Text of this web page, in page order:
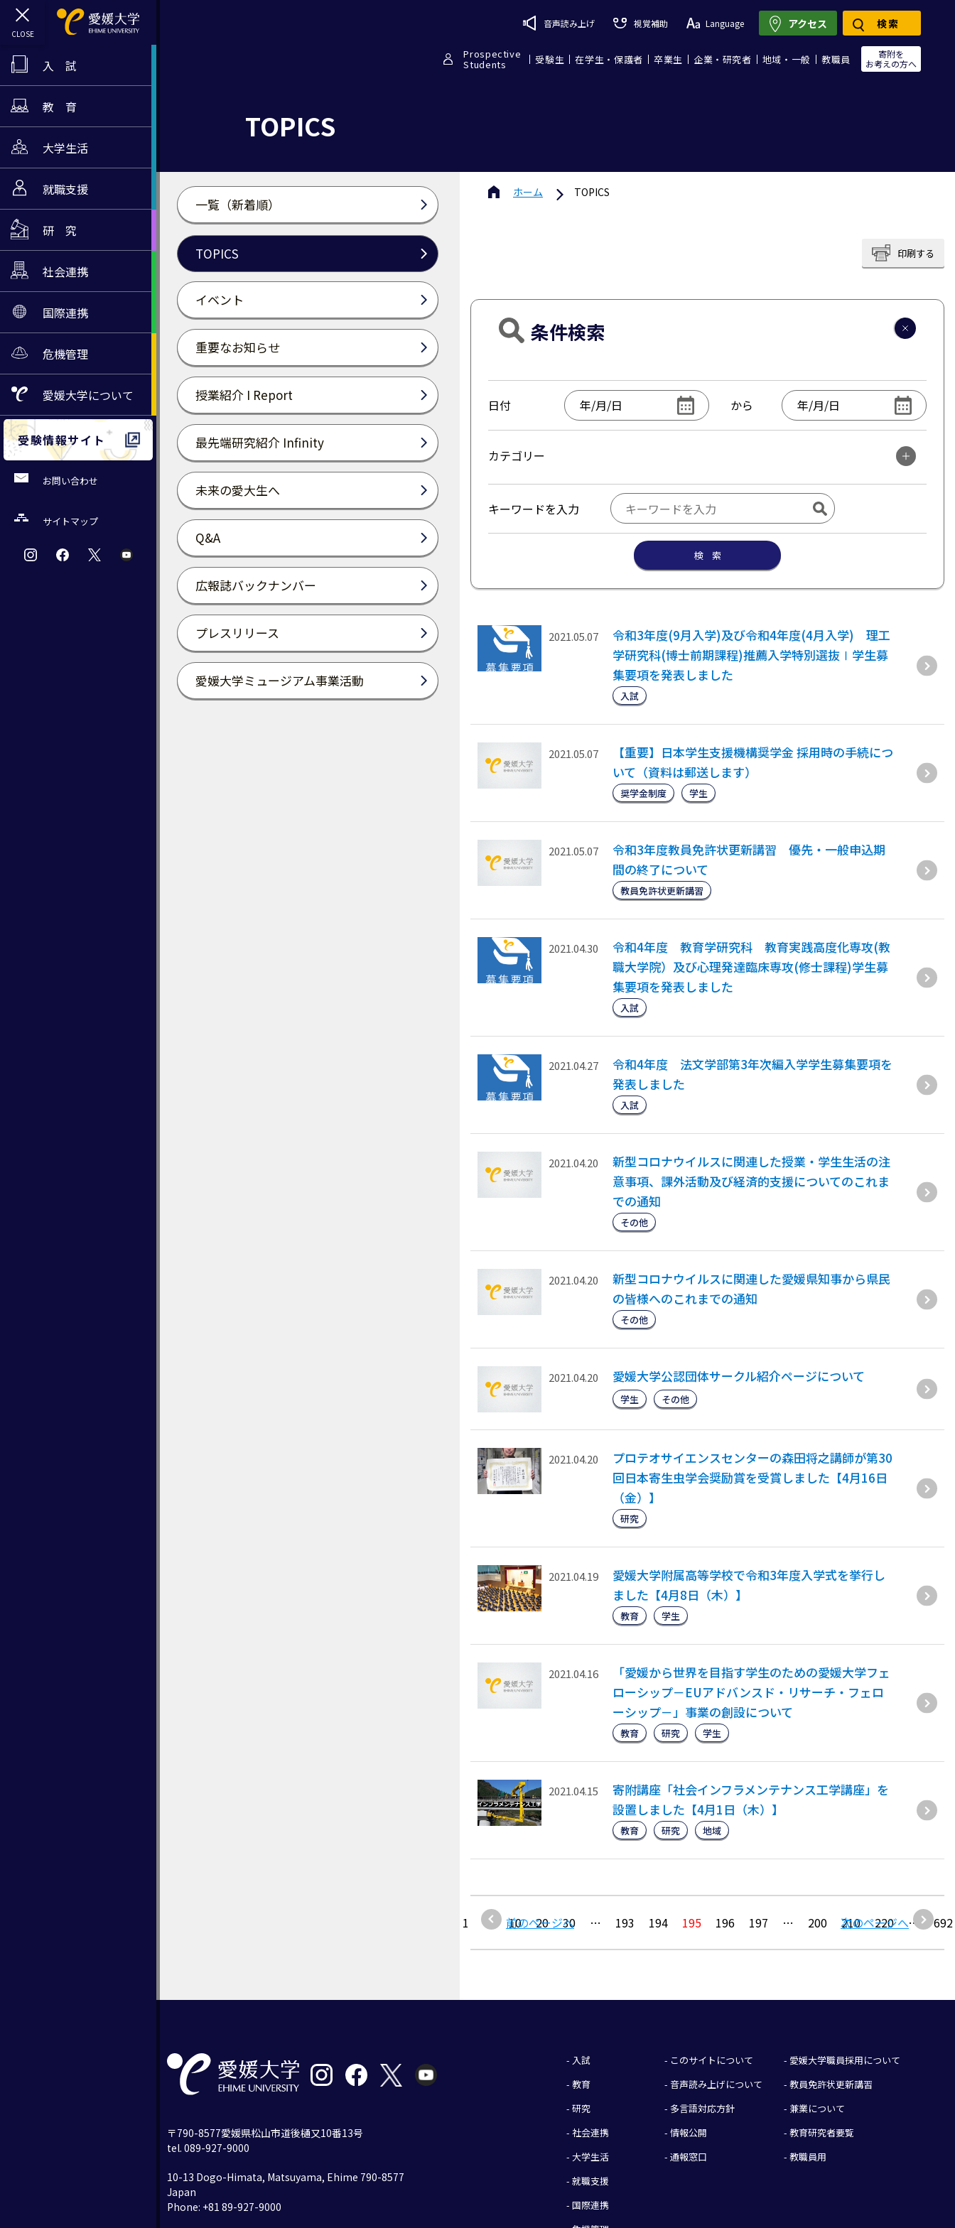
入 試
教 育
大学生活
就職支援
研 究
社会連携
国際連携
危機管理
愛媛大学について
受験情報サイト
お問い合わせ
サイトマップ
音声読み上げ 視覚補助 Language
Prospective
Students 受験生 在学生・保護者 卒業生 企業・研究者 地域・一般 教職員
寄附を
お考えの方へ
アクセス 検索
TOPICS
一覧（新着順）
TOPICS
イベント
重要なお知らせ
授業紹介 I Report
最先端研究紹介 Infinity
未来の愛大生へ
Q&A
広報誌バックナンバー
プレスリリース
愛媛大学ミュージアム事業活動
ホーム TOPICS
印刷する
条件検索
日付 から
カテゴリー
キーワードを入力
検 索
2021.05.07
令和3年度(9月入学)及び令和4年度(4月入学) 理工
学研究科(博士前期課程)推薦入学特別選抜Ⅰ学生募
集要項を発表しました
入試
2021.05.07
【重要】日本学生支援機構奨学金 採用時の手続につ
いて（資料は郵送します）
奨学金制度 学生
2021.05.07
令和3年度教員免許状更新講習 優先・一般申込期
間の終了について
教員免許状更新講習
2021.04.30
令和4年度 教育学研究科 教育実践高度化専攻(教
職大学院）及び心理発達臨床専攻(修士課程)学生募
集要項を発表しました
入試
2021.04.27
令和4年度 法文学部第3年次編入学学生募集要項を
発表しました
入試
2021.04.20
新型コロナウイルスに関連した授業・学生生活の注
意事項、課外活動及び経済的支援についてのこれま
での通知
その他
2021.04.20
新型コロナウイルスに関連した愛媛県知事から県民
の皆様へのこれまでの通知
その他
2021.04.20 愛媛大学公認団体サークル紹介ページについて
学生 その他
2021.04.20
プロテオサイエンスセンターの森田将之講師が第30
回日本寄生虫学会奨励賞を受賞しました【4月16日
（金）】
研究
2021.04.19
愛媛大学附属高等学校で令和3年度入学式を挙行し
ました【4月8日（木）】
教育 学生
2021.04.16
「愛媛から世界を目指す学生のための愛媛大学フェ
ローシップ－EUアドバンスド・リサーチ・フェロ
ーシップ－」事業の創設について
教育 研究 学生
2021.04.15
寄附講座「社会インフラメンテナンス工学講座」を
設置しました【4月1日（木）】
教育 研究 地域
1 前のページへ
… 10 20 30 … 193 194 195 196 197 … 200 210 220 …
次のページへ 692
- 入試
- 教育
- 研究
- 社会連携
- 大学生活
- 就職支援
- 国際連携
- このサイトについて
- 音声読み上げについて
- 多言語対応方針
- 情報公開
- 通報窓口
- 愛媛大学職員採用について
- 教員免許状更新講習
- 兼業について
- 教育研究者要覧
- 教職員用
〒790-8577愛媛県松山市道後樋又10番13号
tel. 089-927-9000
10-13 Dogo-Himata, Matsuyama, Ehime 790-8577
Japan
Phone: +81 89-927-9000